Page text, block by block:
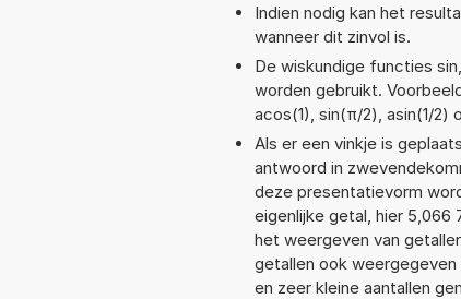
Indien nodig kan het
wanneer dit zinvol is.
De wiskundige functies
worden gebruikt.
acos(1), sin(π/2), asin(1/2)
Als er een vinkje is
antwoord in
deze presentatievorm
eigenlijke getal, hier 5,066
het weergeven van
getallen ook
en zeer kleine aantallen